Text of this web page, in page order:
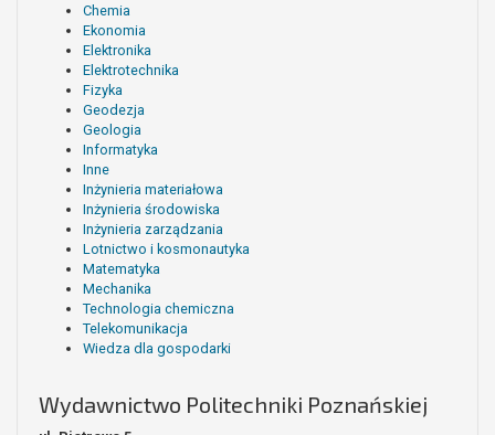
Chemia
Ekonomia
Elektronika
Elektrotechnika
Fizyka
Geodezja
Geologia
Informatyka
Inne
Inżynieria materiałowa
Inżynieria środowiska
Inżynieria zarządzania
Lotnictwo i kosmonautyka
Matematyka
Mechanika
Technologia chemiczna
Telekomunikacja
Wiedza dla gospodarki
Wydawnictwo Politechniki Poznańskiej